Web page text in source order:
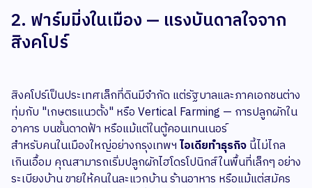
2. ฟาร์มมิ่งในเมือง — แรงบันดาลใจจาก
สิงคโปร์
สิงคโปร์เป็นประเทศเล็กที่ดินมีจำกัด แต่รัฐบาลและภาคเอกชนต่าง
ทุ่มกับ "เกษตรแนวตั้ง" หรือ Vertical Farming — การปลูกผักใน
อาคาร บนชั้นดาดฟ้า หรือแม้แต่ในตู้คอนเทนเนอร์
สำหรับคนในเมืองใหญ่อย่างกรุงเทพฯไอเดียทำธุรกิจนี้ไม่ไกล
เกินเอื้อม คุณสามารถเริ่มปลูกผักไฮโดรโปนิกส์ในพื้นที่เล็กๆ อย่าง
ระเบียงบ้าน ขายให้คนในละแวกบ้าน ร้านอาหาร หรือแม้แต่สมัคร